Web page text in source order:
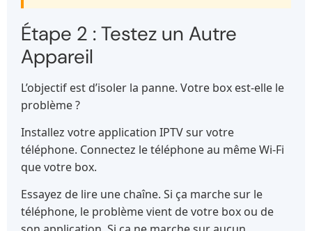
Étape 2 : Testez un Autre
Appareil
L’objectif est d’isoler la panne. Votre box est-elle le
problème ?
Installez votre application IPTV sur votre
téléphone. Connectez le téléphone au même Wi-Fi
que votre box.
Essayez de lire une chaîne. Si ça marche sur le
téléphone, le problème vient de votre box ou de